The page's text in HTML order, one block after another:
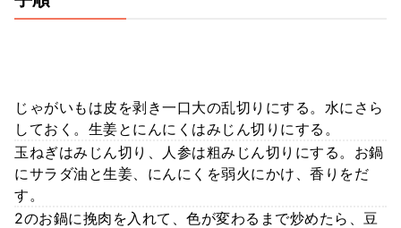
じゃがいもは皮を剥き一口大の乱切りにする。水にさら
しておく。生姜とにんにくはみじん切りにする。
玉ねぎはみじん切り、人参は粗みじん切りにする。お鍋
にサラダ油と生姜、にんにくを弱火にかけ、香りをだ
す。
2のお鍋に挽肉を入れて、色が変わるまで炒めたら、豆